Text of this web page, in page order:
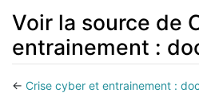
Voir la source de
entrainement :
← Crise cyber et entrainement :